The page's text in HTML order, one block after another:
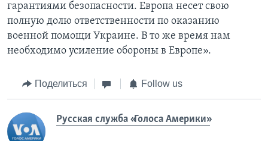
гарантиями безопасности. Европа несет свою
полную долю ответственности по оказанию
военной помощи Украине. В то же время нам
необходимо усиление обороны в Европе».
Поделиться Follow us
Русская служба «Голоса Америки»